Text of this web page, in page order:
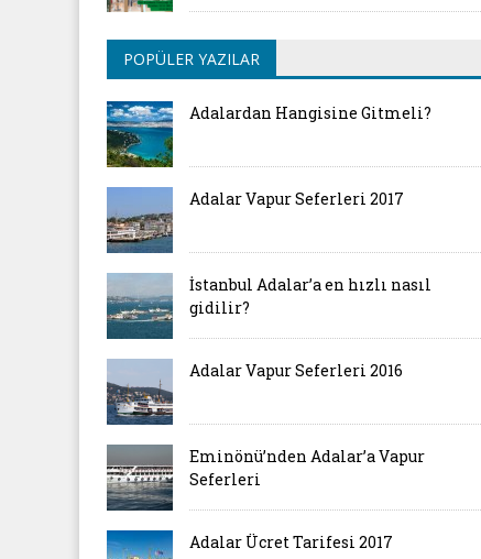
POPÜLER YAZILAR
Adalardan Hangisine Gitmeli?
Adalar Vapur Seferleri 2017
İstanbul Adalar’a en hızlı nasıl
gidilir?
Adalar Vapur Seferleri 2016
Eminönü’nden Adalar’a Vapur
Seferleri
Adalar Ücret Tarifesi 2017